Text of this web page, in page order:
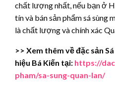
chất lượng nhất, nếu bạn ở
tín và bán sản phẩm sá sùng
là chất lượng và chính xác
>> Xem thêm về đặc sản
hiệu Bá Kiến tại: https://
pham/sa-sung-quan-lan/